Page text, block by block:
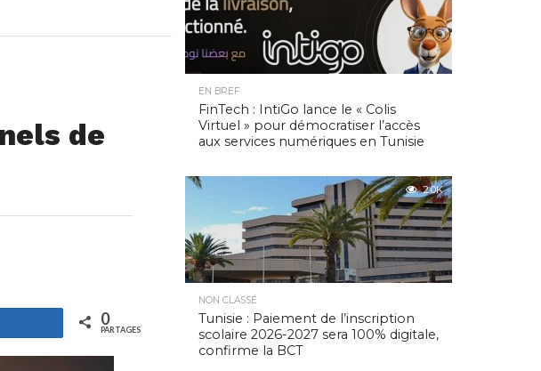
de
0
PARTAGES
EN BREF
FinTech : IntiGo lance le « Colis
Virtuel » pour démocratiser l’accès
aux services numériques en Tunisie
2.0K
NON CLASSÉ
Tunisie : Paiement de l’inscription
scolaire 2026-2027 sera 100% digitale,
confirme la BCT